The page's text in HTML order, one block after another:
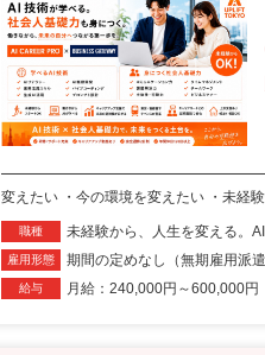
━━━━━━━━━━━━━━━━━━━ 【
変えたい ・今の環境を変えたい ・未経
職種 未経験から、人生を変える。
雇用形態 期間の定めなし（無期雇用派遣
給与 月給：240,000円～600,000円